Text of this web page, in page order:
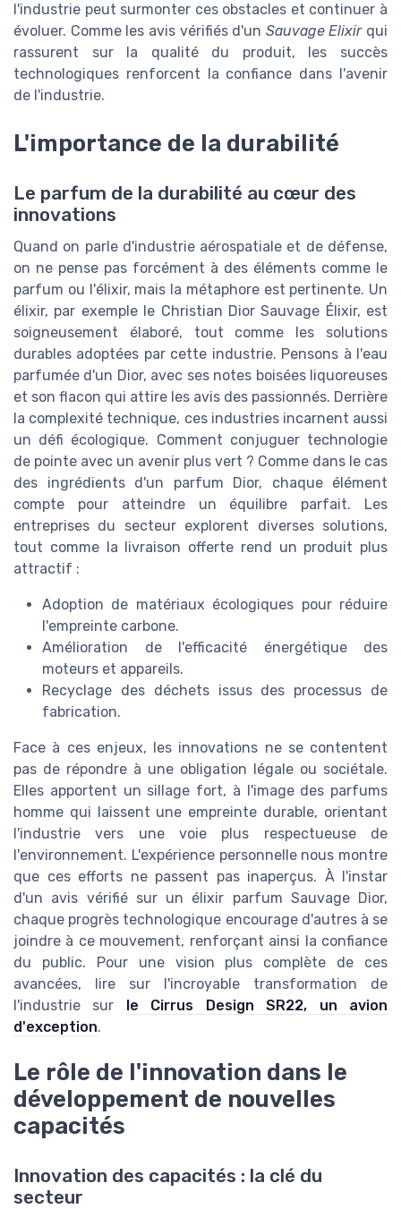
l'industrie peut surmonter ces obstacles et continuer à
évoluer. Comme les avis vérifiés d'un Sauvage Elixirqui
rassurent sur la qualité du produit, les succès
technologiques renforcent la confiance dans l'avenir
de l'industrie.
L'importance de la durabilité
Le parfum de la durabilité au cœur des
innovations
Quand on parle d'industrie aérospatiale et de défense,
on ne pense pas forcément à des éléments comme le
parfum ou l'élixir, mais la métaphore est pertinente. Un
élixir, par exemple le Christian Dior Sauvage Élixir, est
soigneusement élaboré, tout comme les solutions
durables adoptées par cette industrie. Pensons à l'eau
parfumée d'un Dior, avec ses notes boisées liquoreuses
et son flacon qui attire les avis des passionnés. Derrière
la complexité technique, ces industries incarnent aussi
un défi écologique. Comment conjuguer technologie
de pointe avec un avenir plus vert ? Comme dans le cas
des ingrédients d'un parfum Dior, chaque élément
compte pour atteindre un équilibre parfait. Les
entreprises du secteur explorent diverses solutions,
tout comme la livraison offerte rend un produit plus
attractif :
Adoption de matériaux écologiques pour réduire
l'empreinte carbone.
Amélioration de l'efficacité énergétique des
moteurs et appareils.
Recyclage des déchets issus des processus de
fabrication.
Face à ces enjeux, les innovations ne se contentent
pas de répondre à une obligation légale ou sociétale.
Elles apportent un sillage fort, à l'image des parfums
homme qui laissent une empreinte durable, orientant
l'industrie vers une voie plus respectueuse de
l'environnement. L'expérience personnelle nous montre
que ces efforts ne passent pas inaperçus. À l'instar
d'un avis vérifié sur un élixir parfum Sauvage Dior,
chaque progrès technologique encourage d'autres à se
joindre à ce mouvement, renforçant ainsi la confiance
du public. Pour une vision plus complète de ces
avancées, lire sur l'incroyable transformation de
l'industrie sur
le Cirrus Design SR22, un avion
d'exception.
Le rôle de l'innovation dans le
développement de nouvelles
capacités
Innovation des capacités : la clé du
secteur